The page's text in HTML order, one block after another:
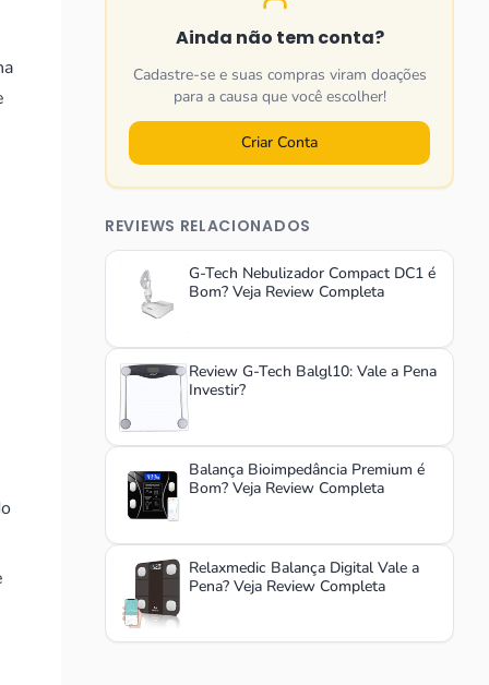
Ainda não tem conta?
Cadastre-se e suas compras viram doações
para a causa que você escolher!
Criar Conta
REVIEWS RELACIONADOS
G-Tech Nebulizador Compact DC1 é
Bom? Veja Review Completa
Review G-Tech Balgl10: Vale a Pena
Investir?
Balança Bioimpedância Premium é
Bom? Veja Review Completa
Relaxmedic Balança Digital Vale a
Pena? Veja Review Completa